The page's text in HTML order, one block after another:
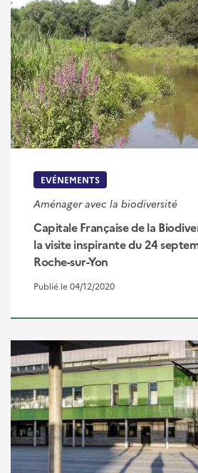
EVÉNEMENTS
Aménager avec la biodiversité
Capitale Française de la
la visite inspirante du 24
Roche-sur-Yon
Publié le 04/12/2020